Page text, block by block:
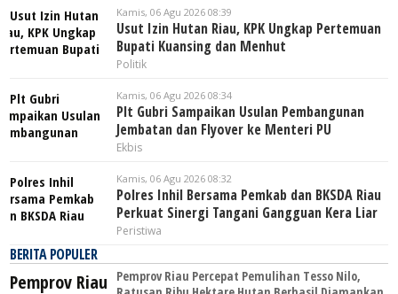
Kamis, 06 Agu 2026 08:39
Usut Izin Hutan Riau, KPK Ungkap Pertemuan
Bupati Kuansing dan Menhut
Politik
Kamis, 06 Agu 2026 08:34
Plt Gubri Sampaikan Usulan Pembangunan
Jembatan dan Flyover ke Menteri PU
Ekbis
Kamis, 06 Agu 2026 08:32
Polres Inhil Bersama Pemkab dan BKSDA Riau
Perkuat Sinergi Tangani Gangguan Kera Liar
Peristiwa
BERITA POPULER
Pemprov Riau Percepat Pemulihan Tesso Nilo,